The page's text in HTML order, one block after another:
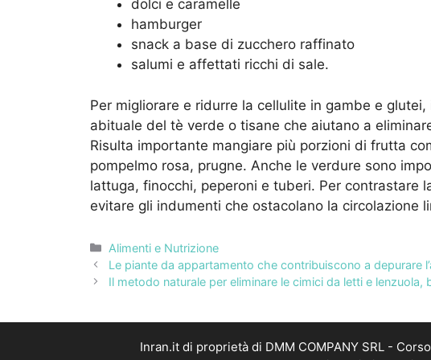
dolci e caramelle
hamburger
snack a base di zucchero raffinato
salumi e affettati ricchi di sale.
Per migliorare e ridurre la cellulite in gambe e glutei,
abituale del tè verde o tisane che aiutano a
Risulta importante mangiare più porzioni di frutta
pompelmo rosa, prugne. Anche le verdure sono
lattuga, finocchi, peperoni e tuberi. Per contrastare
evitare gli indumenti che ostacolano la circolazione
Categorie
Alimenti e Nutrizione
Le piante da appartamento che contribuiscono a depurare
Il metodo naturale per eliminare le cimici da letti e lenzuola,
Inran.it di proprietà di DMM COMPANY SRL -